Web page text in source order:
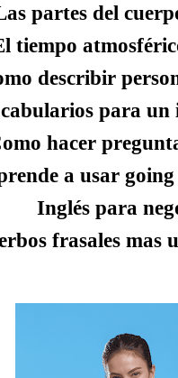
partes del
tiempo
describir
para un
hacer
a usar
Inglés para
frasales mas